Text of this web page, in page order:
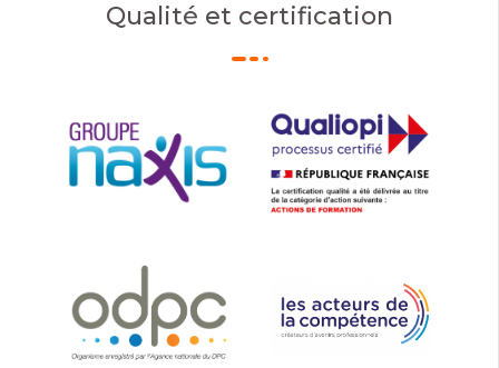
Qualité et certification